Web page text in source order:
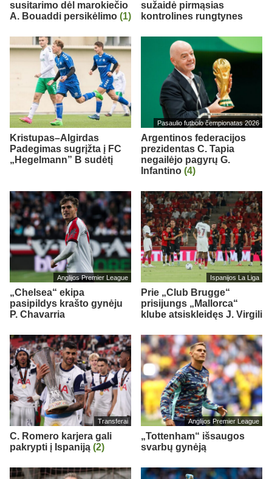
susitarimo dėl marokiečio
A. Bouaddi persikėlimo (1)
sužaidė pirmąsias
kontrolines rungtynes
Kristupas–Algirdas
Padegimas sugrįžta į FC
„Hegelmann” B sudėtį
Pasaulio futbolo čempionatas 2026
Argentinos federacijos
prezidentas C. Tapia
negailėjo pagyrų G.
Infantino (4)
Anglijos Premier League
„Chelsea“ ekipa
pasipildys krašto gynėju
P. Chavarria
Ispanijos La Liga
Prie „Club Brugge“
prisijungs „Mallorca“
klube atsiskleidęs J. Virgili
Transferai
C. Romero karjera gali
pakrypti į Ispaniją (2)
Anglijos Premier League
„Tottenham“ išsaugos
svarbų gynėją